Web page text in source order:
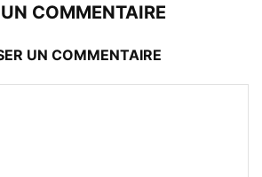
COMMENTAIRE
UN COMMENTAIRE